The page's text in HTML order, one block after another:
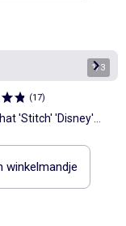
1/3
(17)
'Stitch' 'Disney'
winkelmandje